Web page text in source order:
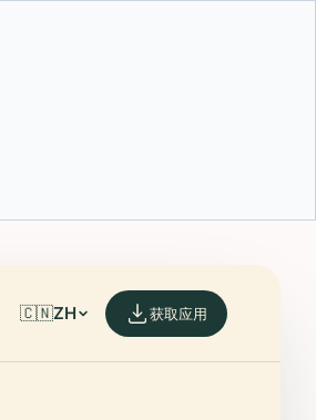
🇨🇳ZH 获取应用